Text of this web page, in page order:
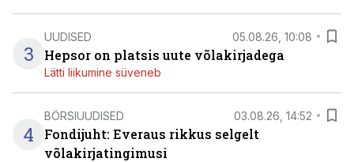
3
UUDISED 05.08.26, 10:08
Hepsor on platsis uute võlakirjadega
Lätti liikumine süveneb
4
BÖRSIUUDISED 03.08.26, 14:52
Fondijuht: Everaus rikkus selgelt
võlakirjatingimusi